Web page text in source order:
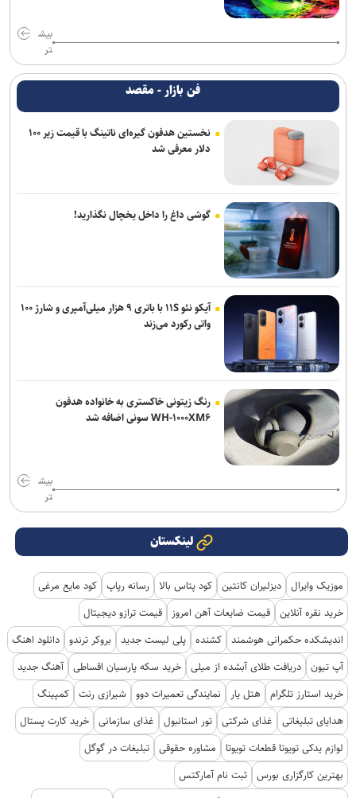
بیش
تر
فن بازار - مقصد
نخستین هدفون گیره‌ای ناتینگ با قیمت زیر ۱۰۰
دلار معرفی شد
گوشی داغ را داخل یخچال نگذارید!
آیکو نئو ۱۱S با باتری ۹ هزار میلی‌آمپری و شارژ ۱۰۰
واتی رکورد می‌زند
رنگ زیتونی خاکستری به خانواده هدفون
WH-۱۰۰۰XM۶ سونی اضافه شد
بیش
تر
لینکستان
موزیک وایرال دیزلیران کانتین کود پتاس بالا رسانه رپاپ کود مایع مرغی
خرید نقره آنلاین قیمت ضایعات آهن امروز
قیمت ترازو دیجیتال
اندیشکده حکمرانی هوشمند کشنده پلی لیست جدید بروکر ترندو دانلود اهنگ
آپ تیون دریافت طلای آبشده از میلی خرید سکه پارسیان اقساطی آهنگ جدید
خرید استارز تلگرام هتل یار نمایندگی تعمیرات دوو شیرازی رنت کمپینگ
هدایای تبلیغاتی
غذای شرکتی تور استانبول غذای سازمانی خرید کارت پستال
لوازم یدکی تویوتا قطعات تویوتا
مشاوره حقوقی تبلیغات در گوگل
بهترین کارگزاری بورس ثبت نام آمارکتس